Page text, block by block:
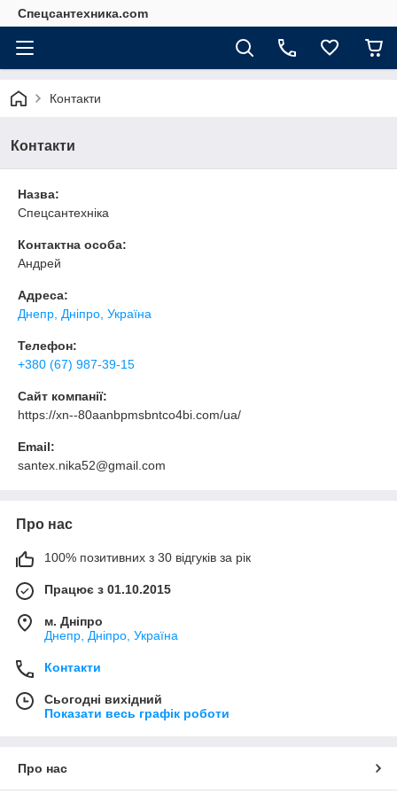
Спецсантехника.com
Контакти
Контакти
Назва:
Спецсантехніка
Контактна особа:
Андрей
Адреса:
Днепр, Дніпро, Україна
Телефон:
+380 (67) 987-39-15
Сайт компанії:
https://xn--80aanbpmsbntco4bi.com/ua/
Email:
santex.nika52@gmail.com
Про нас
100% позитивних з 30 відгуків за рік
Працює з 01.10.2015
м. Дніпро
Днепр, Дніпро, Україна
Контакти
Сьогодні вихідний
Показати весь графік роботи
Про нас